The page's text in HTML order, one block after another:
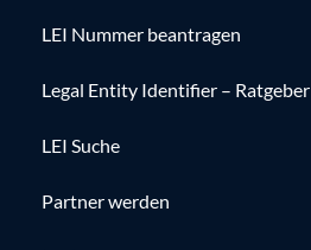
LEI Nummer beantragen
Legal Entity Identifier – Ratgeber
LEI Suche
Partner werden